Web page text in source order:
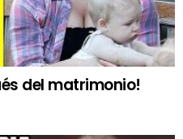
del matrimonio!